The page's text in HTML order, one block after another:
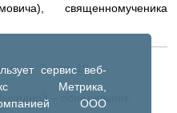
сервис веб-
Метрика,
ООО
священномученика
д. 2, стр. 19.
– понедельник.